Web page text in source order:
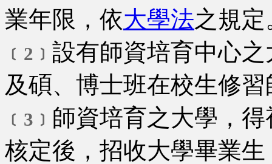
業年限，依大學法之規定
﹝2﹞ 設有師資培育中心
及碩、博士班在校生修
﹝3﹞ 師資培育之大學，
核定後，招收大學畢業